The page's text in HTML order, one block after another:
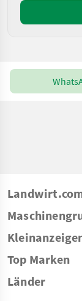
Top Marken
Länder